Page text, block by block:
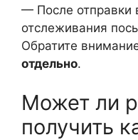
— После отправки
отслеживания
Обратите
отдельно.
Может ли
получить